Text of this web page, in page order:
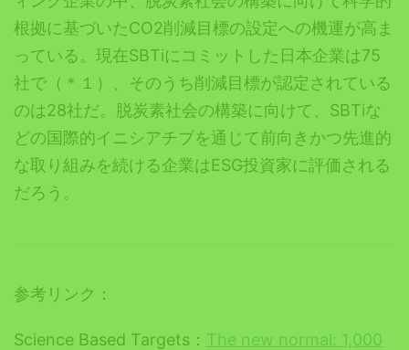
根拠に基づいたCO2削減目標の設定への機運が高ま
っている。現在SBTiにコミットした日本企業は75
社で（＊１）、そのうち削減目標が認定されている
のは28社だ。
脱炭素社会の構築に向けて、SBTiな
どの国際的イニシアチブを通じて前向きかつ先進的
な取り組みを続ける企業はESG投資家に評価される
だろう。
参考リンク：
Science Based Targets： The new normal: 1,000